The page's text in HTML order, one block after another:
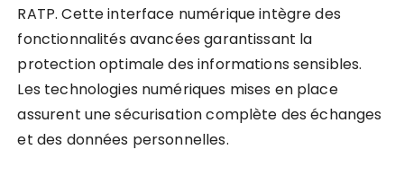
RATP. Cette interface numérique intègre des
fonctionnalités avancées garantissant la
protection optimale des informations sensibles.
Les technologies numériques mises en place
assurent une sécurisation complète des échanges
et des données personnelles.